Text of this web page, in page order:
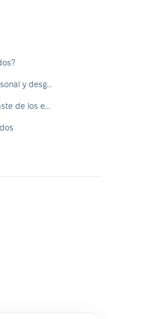
Diferencia entre rotación de personal y desgaste
¿Cómo calcular la tasa de desgaste de los empleados?